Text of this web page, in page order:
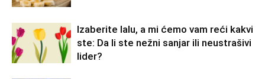
Izaberite lalu, a mi ćemo vam reći kakvi
ste: Da li ste nežni sanjar ili neustrašivi
lider?